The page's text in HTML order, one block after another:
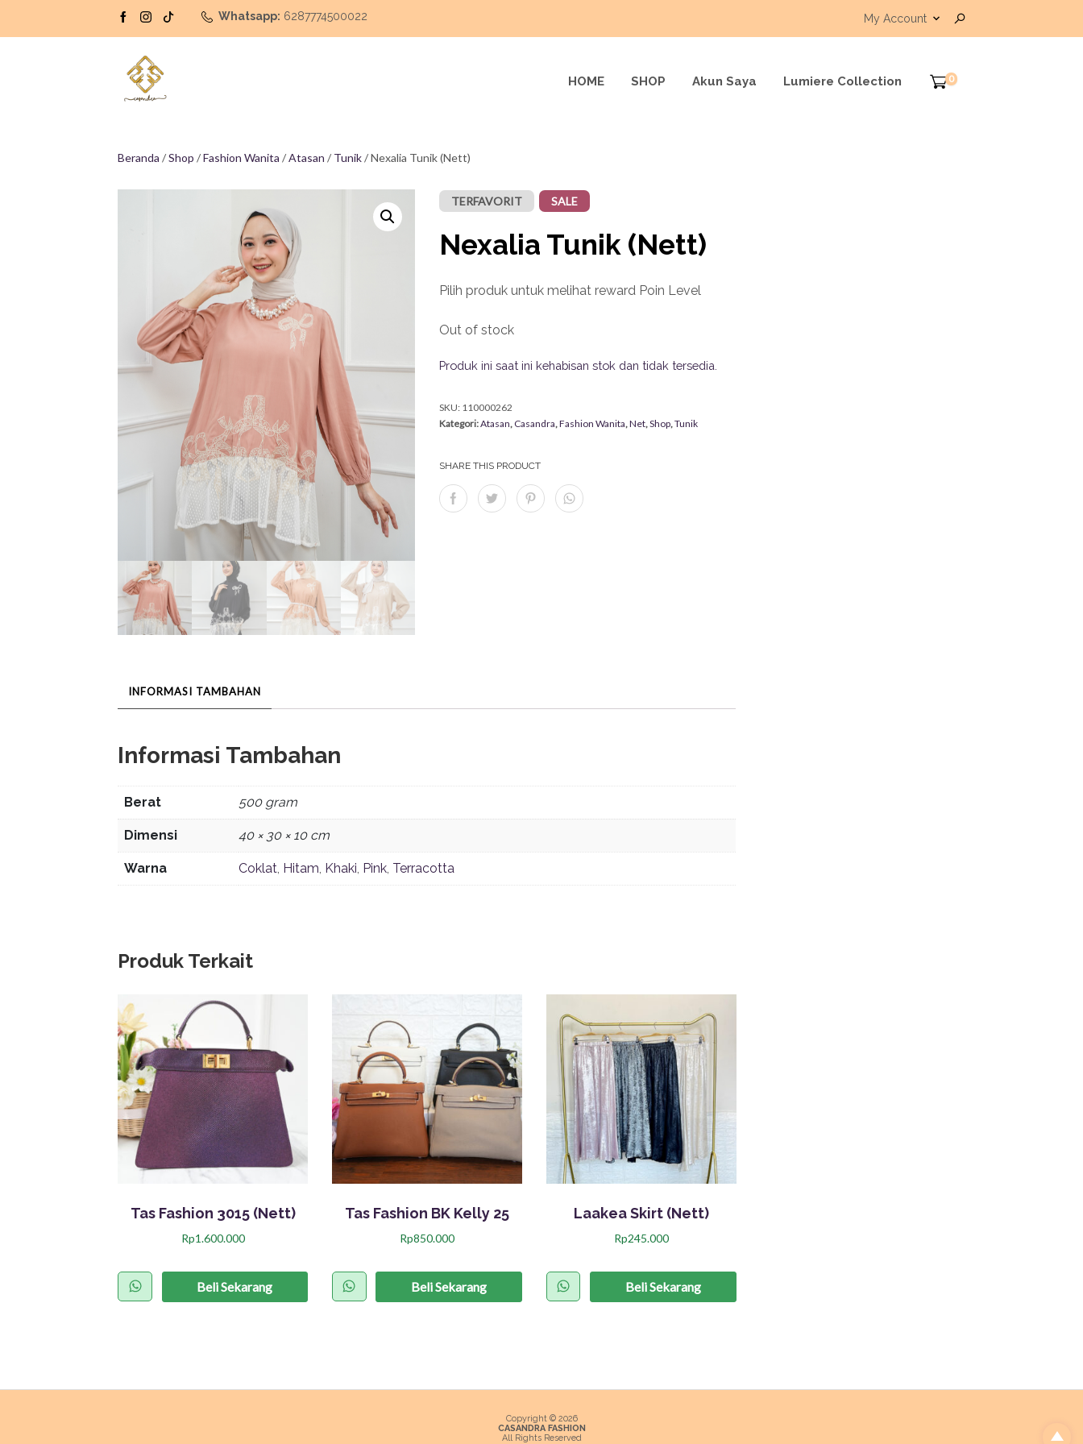
Whatsapp: 6287774500022 My Account
HOME SHOP Akun Saya Lumiere Collection 0
Beranda /Shop /Fashion Wanita /Atasan / Tunik/ Nexalia Tunik (Nett)
TERFAVORIT SALE
Nexalia Tunik (Nett)
Pilih produk untuk melihat reward Poin Level
Out of stock
Produk ini saat ini kehabisan stok dan tidak tersedia.
SKU: 110000262
Kategori:Atasan, Casandra,Fashion Wanita,Net,Shop,Tunik
SHARE THIS PRODUCT
INFORMASI TAMBAHAN
Informasi Tambahan
Berat 500 gram
Dimensi 40 × 30 × 10 cm
Warna Coklat, Hitam, Khaki, Pink, Terracotta
Produk Terkait
Tas Fashion 3015 (Nett)
Rp1.600.000
Beli Sekarang
Tas Fashion BK Kelly 25
Rp850.000
Beli Sekarang
Laakea Skirt (Nett)
Rp245.000
Beli Sekarang
Copyright © 2026
CASANDRA FASHION
All Rights Reserved